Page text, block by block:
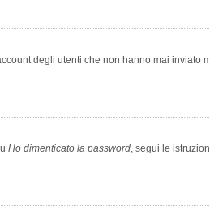
degli utenti che non hanno mai inviato
Ho dimenticato la password, segui le